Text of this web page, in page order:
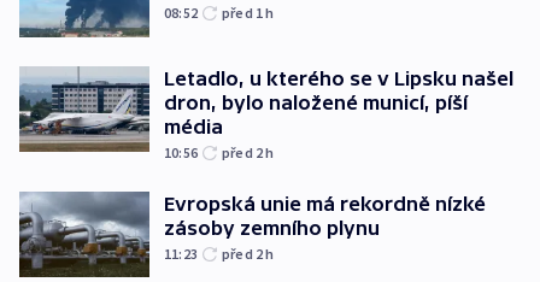
08:52 před 1h
Letadlo, u kterého se v Lipsku našel
dron, bylo naložené municí, píší
média
10:56 před 2h
Evropská unie má rekordně nízké
zásoby zemního plynu
11:23 před 2h